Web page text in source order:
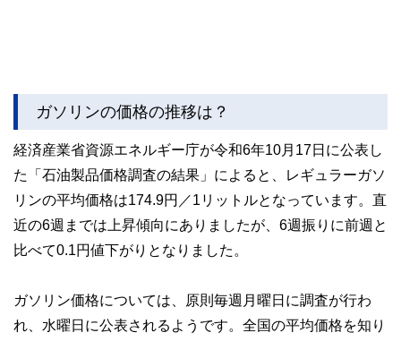
ガソリンの価格の推移は？
経済産業省資源エネルギー庁が令和6年10月17日に公表し
た「石油製品価格調査の結果」によると、レギュラーガソ
リンの平均価格は174.9円／1リットルとなっています。直
近の6週までは上昇傾向にありましたが、6週振りに前週と
比べて0.1円値下がりとなりました。
ガソリン価格については、原則毎週月曜日に調査が行わ
れ、水曜日に公表されるようです。全国の平均価格を知り